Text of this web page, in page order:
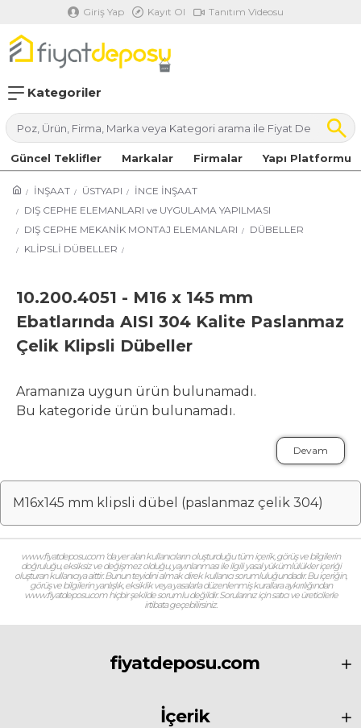
Giriş Yap Kayıt Ol Tanıtım Videosu
Kategoriler
Güncel Teklifler Markalar Firmalar Yapı Platformu
İNŞAAT ÜSTYAPI
İNCE İNŞAAT
DIŞ CEPHE ELEMANLARI ve UYGULAMA YAPILMASI
DIŞ CEPHE MEKANİK MONTAJ ELEMANLARI
DÜBELLER
KLİPSLİ DÜBELLER
10.200.4051 - M16 x 145 mm
Ebatlarında AISI 304 Kalite Paslanmaz
Çelik Klipsli Dübeller
Aramanıza uygun ürün bulunamadı.
Bu kategoride ürün bulunamadı.
Devam
M16x145 mm klipsli dübel (paslanmaz çelik 304)
www.fiyatdeposu.com ‘da yer alan kullanıcıların oluşturduğu tüm içerik, görüş ve bilgilerin
doğruluğu, eksiksiz ve değişmez olduğu, yayınlanması ile ilgili yasal yükümlülükler içeriği
oluşturan kullanıcıya aittir. Bunun teyidini almak direk kullanıcı sorumluluğundadır. Bu içeriğin,
görüş ve bilgilerin yanlışlık, eksiklik veya yasalarla düzenlenmiş kurallara aykırılığından
www.fiyatdeposu.com hiçbir şekilde sorumlu değildir. Sorularınız için satıcı ve üreticilerle
irtibata geçebilirsiniz.
fiyatdeposu.com
İçerik